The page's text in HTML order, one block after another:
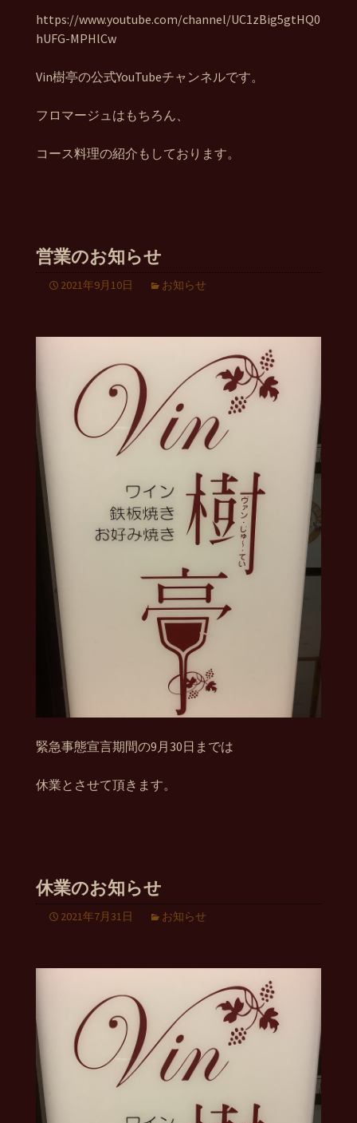
https://www.youtube.com/channel/UC1zBig5gtHQ0
hUFG-MPHlCw
Vin樹亭の公式YouTubeチャンネルです。
フロマージュはもちろん、
コース料理の紹介もしております。
営業のお知らせ
2021年9月10日 お知らせ
緊急事態宣言期間の9月30日までは
休業とさせて頂きます。
休業のお知らせ
2021年7月31日 お知らせ